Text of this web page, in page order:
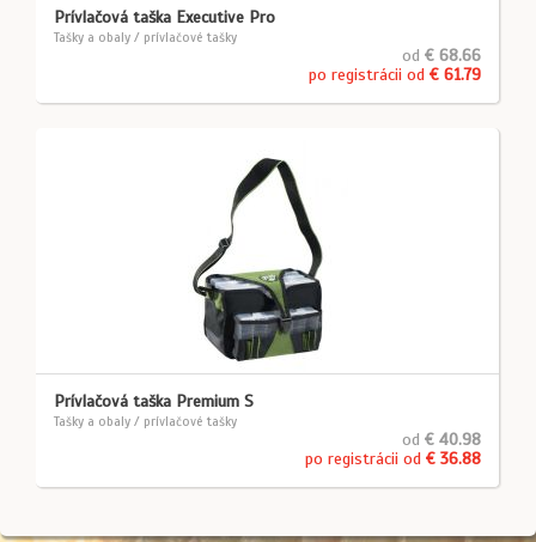
Prívlačová taška Executive Pro
Tašky a obaly / prívlačové tašky
od € 68.66
po registrácii od € 61.79
Prívlačová taška Premium S
Tašky a obaly / prívlačové tašky
od € 40.98
po registrácii od € 36.88